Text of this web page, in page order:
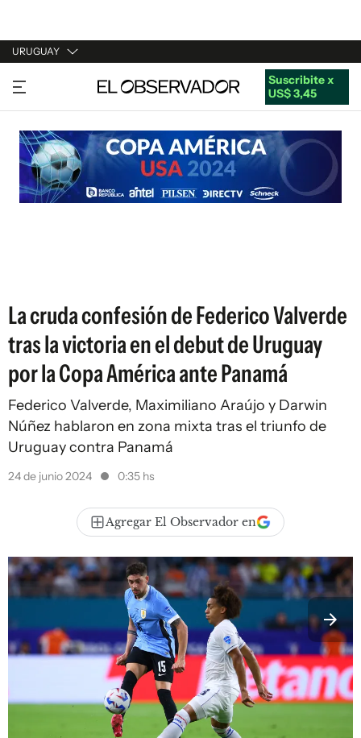
URUGUAY
URUGUAY
ARGENTINA
ESPAÑA
ESTADOS UNIDOS
Suscribite x
US$ 3,45
La cruda confesión de Federico Valverde
tras la victoria en el debut de Uruguay
por la Copa América ante Panamá
Federico Valverde, Maximiliano Araújo y Darwin
Núñez hablaron en zona mixta tras el triunfo de
Uruguay contra Panamá
24 de junio 2024 0:35 hs
Agregar El Observador en